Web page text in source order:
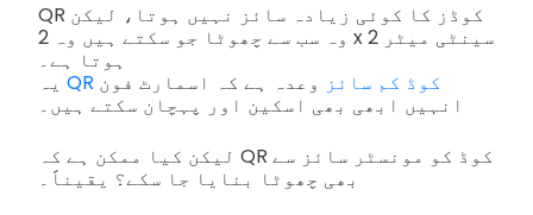
QR کوڈز کا کوئی زیادہ سائز نہیں ہوتا، لیکن
وہ سب سے چھوٹا جو سکتے ہیں وہ 2 x 2 سینٹی میٹر
ہوتا ہے۔
QR کوڈ کم سائز وعدہ ہے کہ اسمارٹ فون
انہیں ابھی بھی اسکین اور پہچان سکتے ہیں۔
لیکن کیا ممکن ہے کہ QR کوڈ کو مونسٹر سائز سے
بھی چھوٹا بنایا جا سکے؟ یقیناً۔